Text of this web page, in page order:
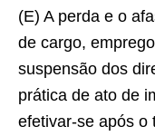
(E) A perda e o
de cargo,
suspensão dos
prática de ato de
efetivar-se após o